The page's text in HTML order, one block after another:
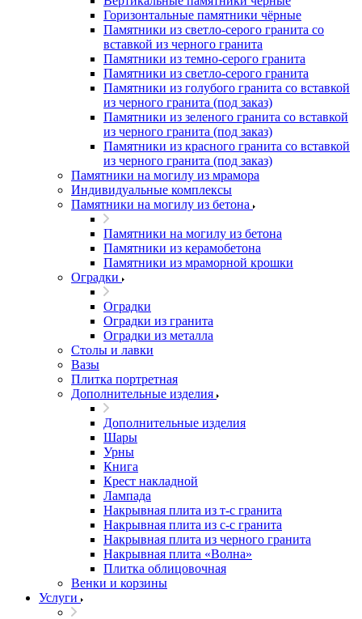
Горизонтальные памятники чёрные
Памятники из светло-серого гранита со
вставкой из черного гранита
Памятники из темно-серого гранита
Памятники из светло-серого гранита
Памятники из голубого гранита со вставкой
из черного гранита (под заказ)
Памятники из зеленого гранита со вставкой
из черного гранита (под заказ)
Памятники из красного гранита со вставкой
из черного гранита (под заказ)
Памятники на могилу из мрамора
Индивидуальные комплексы
Памятники на могилу из бетона
Памятники на могилу из бетона
Памятники из керамобетона
Памятники из мраморной крошки
Оградки
Оградки
Оградки из гранита
Оградки из металла
Столы и лавки
Вазы
Плитка портретная
Дополнительные изделия
Дополнительные изделия
Шары
Урны
Книга
Крест накладной
Лампада
Накрывная плита из т-с гранита
Накрывная плита из с-с гранита
Накрывная плита из черного гранита
Накрывная плита «Волна»
Плитка облицовочная
Венки и корзины
Услуги